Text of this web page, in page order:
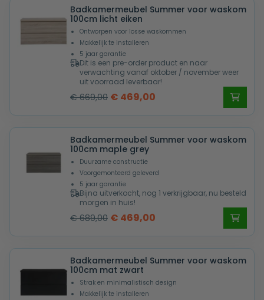
€ 705,00.€ 505,00.
Badkamermeubel Summer voor waskom
100cm licht eiken
Ontworpen voor losse waskommen
Makkelijk te installeren
5 jaar garantie
Dit is een pre-order product en naar
verwachting vanaf oktober / november weer
uit voorraad leverbaar!
€669,00 Oorspronkelijke
was:
€ 669,00.
€ 469,00
is:
€ 469,00.
Badkamermeubel Summer voor waskom
100cm maple grey
Duurzame constructie
Voorgemonteerd geleverd
5 jaar garantie
Bijna uitverkocht, nog 1 verkrijgbaar, nu besteld
morgen in huis!
€689,00 Oorspronkelijke
was:
€ 689,00.
€ 469,00
is:
€ 469,00.
Badkamermeubel Summer voor waskom
100cm mat zwart
Strak en minimalistisch design
Makkelijk te installeren